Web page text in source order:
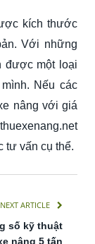
kích thước
Với những
được một loại
Nếu các
nâng với giá
tư vấn cụ thể.
NEXT ARTICLE
số kỹ thuật
nâng 5 tấn